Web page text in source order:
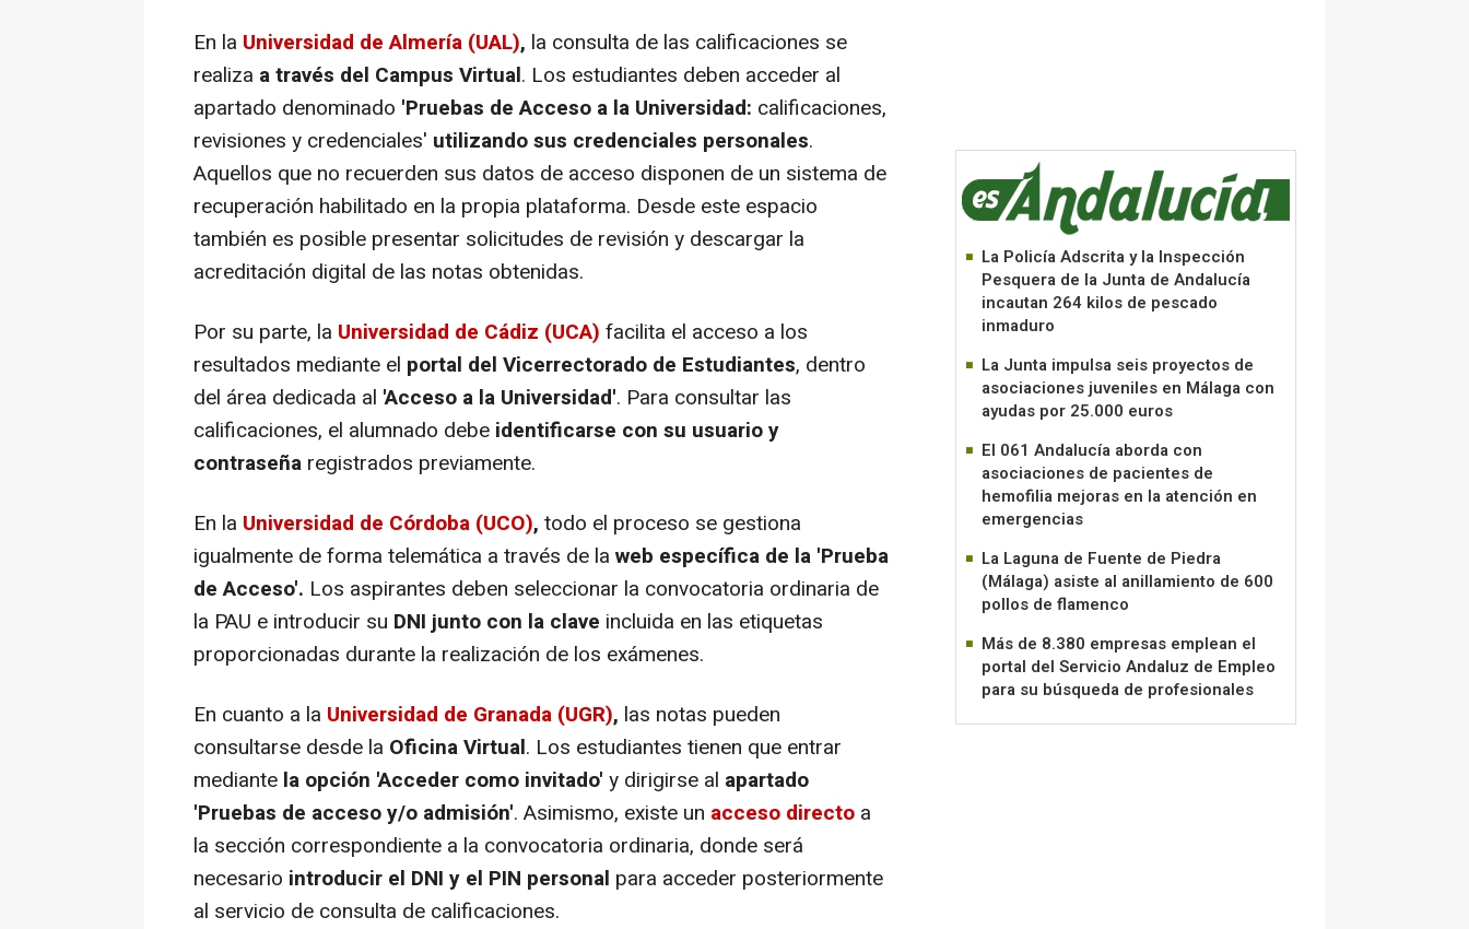
En la Universidad de Almería (UAL), la consulta de las calificaciones se
realiza a través del Campus Virtual. Los estudiantes deben acceder al
apartado denominado 'Pruebas de Acceso a la Universidad: calificaciones,
revisiones y credenciales' utilizando sus credenciales personales.
Aquellos que no recuerden sus datos de acceso disponen de un sistema de
recuperación habilitado en la propia plataforma. Desde este espacio
también es posible presentar solicitudes de revisión y descargar la
acreditación digital de las notas obtenidas.
Por su parte, la Universidad de Cádiz (UCA) facilita el acceso a los
resultados mediante el portal del Vicerrectorado de Estudiantes, dentro
del área dedicada al 'Acceso a la Universidad'. Para consultar las
calificaciones, el alumnado debe identificarse con su usuario y
contraseña registrados previamente.
En la Universidad de Córdoba (UCO), todo el proceso se gestiona
igualmente de forma telemática a través de la web específica de la 'Prueba
de Acceso'. Los aspirantes deben seleccionar la convocatoria ordinaria de
la PAU e introducir su DNI junto con la clave incluida en las etiquetas
proporcionadas durante la realización de los exámenes.
En cuanto a la Universidad de Granada (UGR), las notas pueden
consultarse desde la Oficina Virtual. Los estudiantes tienen que entrar
mediante la opción 'Acceder como invitado' y dirigirse al apartado
'Pruebas de acceso y/o admisión'. Asimismo, existe un acceso directo a
la sección correspondiente a la convocatoria ordinaria, donde será
necesario introducir el DNI y el PIN personal para acceder posteriormente
al servicio de consulta de calificaciones.
La Policía Adscrita y la Inspección
Pesquera de la Junta de Andalucía
incautan 264 kilos de pescado
inmaduro
La Junta impulsa seis proyectos de
asociaciones juveniles en Málaga con
ayudas por 25.000 euros
El 061 Andalucía aborda con
asociaciones de pacientes de
hemofilia mejoras en la atención en
emergencias
La Laguna de Fuente de Piedra
(Málaga) asiste al anillamiento de 600
pollos de flamenco
Más de 8.380 empresas emplean el
portal del Servicio Andaluz de Empleo
para su búsqueda de profesionales